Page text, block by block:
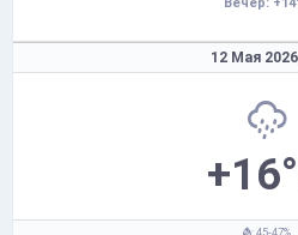
12 Мая
: 45-47%